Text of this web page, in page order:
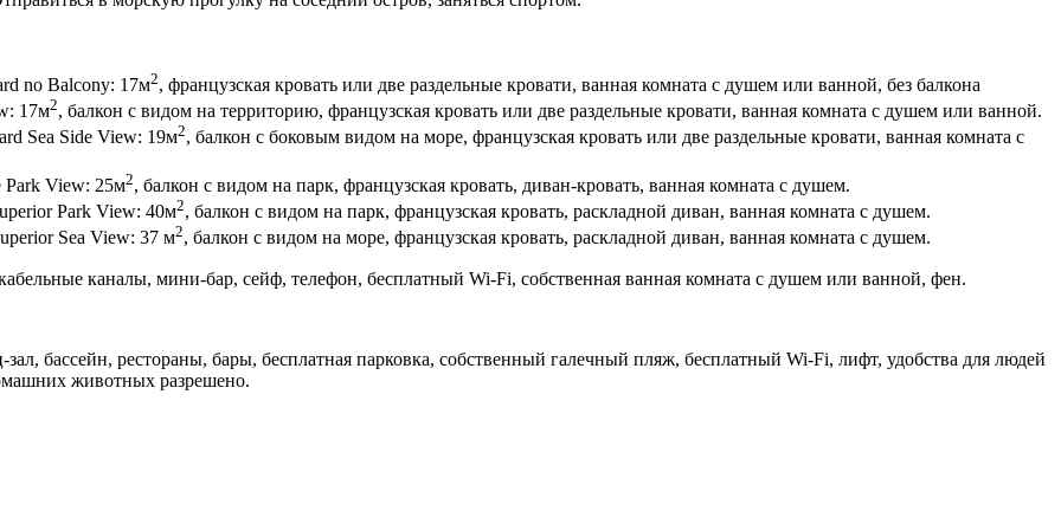
no Balcony: 17м2, французская кровать или две раздельные кровати, ванная комната с душем или ванной, без балкона
17м2, балкон с видом на территорию, французская кровать или две раздельные кровати, ванная комната с душем или ванной.
Sea Side View: 19м2, балкон с боковым видом на море, французская кровать или две раздельные кровати, ванная комната с
View: 25м2, балкон с видом на парк, французская кровать, диван-кровать, ванная комната с душем.
Park View: 40м2, балкон с видом на парк, французская кровать, раскладной диван, ванная комната с душем.
Sea View: 37 м2, балкон с видом на море, французская кровать, раскладной диван, ванная комната с душем.
каналы, мини-бар, сейф, телефон, бесплатный Wi-Fi, собственная ванная комната с душем или ванной, фен.
бассейн, рестораны, бары, бесплатная парковка, собственный галечный пляж, бесплатный Wi-Fi, лифт, удобства для людей
животных разрешено.